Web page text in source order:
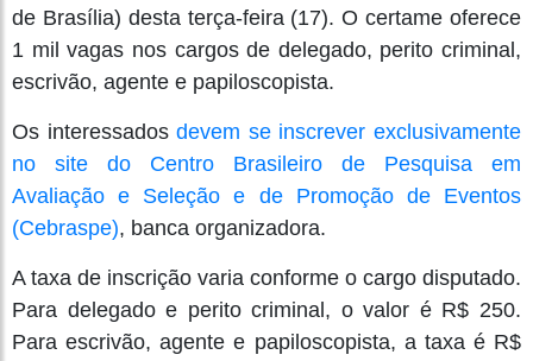
de Brasília) desta terça-feira (17). O certame oferece
1 mil vagas nos cargos de delegado, perito criminal,
escrivão, agente e papiloscopista.
Os interessadosdevem se inscrever exclusivamente
no site do Centro Brasileiro de Pesquisa em
Avaliação e Seleção e de Promoção de Eventos
(Cebraspe), banca organizadora.
A taxa de inscrição varia conforme o cargo disputado.
Para delegado e perito criminal, o valor é R$ 250.
Para escrivão, agente e papiloscopista, a taxa é R$